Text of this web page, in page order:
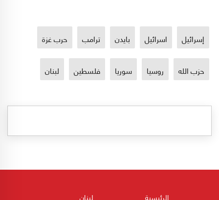
إسرائيل اسرائيل بايدن ترامب حرب غزة
حزب الله روسيا سوريا فلسطين لبنان
الرئيسية
لبنان